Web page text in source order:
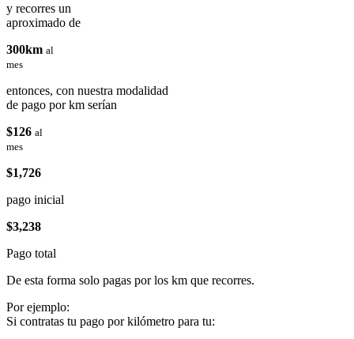
y recorres un
aproximado de
300km al
mes
entonces, con nuestra modalidad
de pago por km serían
$126 al
mes
$1,726
pago inicial
$3,238
Pago total
De esta forma solo pagas por los km que recorres.
Por ejemplo:
Si contratas tu pago por kilómetro para tu: